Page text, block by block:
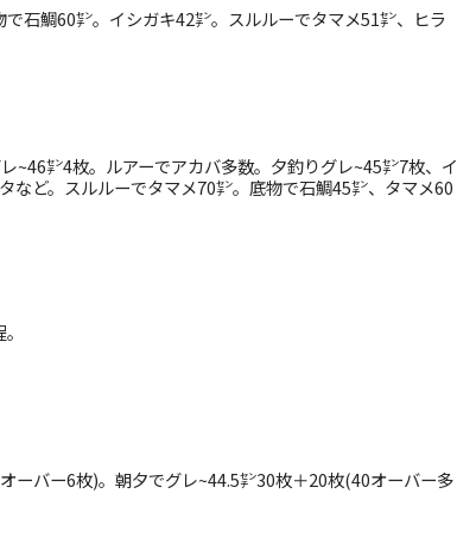
石鯛60㌢。イシガキ42㌢。スルルーでタマメ51㌢、ヒラ
~46㌢4枚。ルアーでアカバ多数。夕釣りグレ~45㌢7枚、イ
など。スルルーでタマメ70㌢。底物で石鯛45㌢、タマメ60
ーバー6枚)。朝夕でグレ~44.5㌢30枚＋20枚(40オーバー多